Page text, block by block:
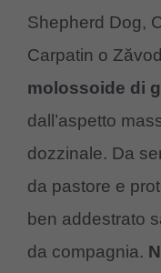
Shepherd Dog,
Carpatin o Zăvod
molossoide di
dall’aspetto
dozzinale. Da
da pastore e
ben addestrato
da compagnia.